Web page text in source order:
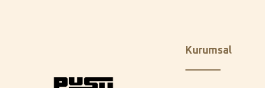
Kurumsal